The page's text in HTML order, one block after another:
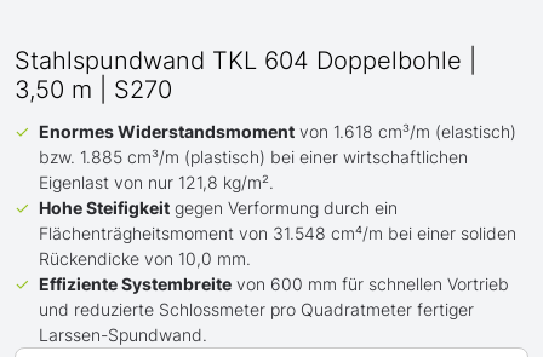
Stahlspundwand TKL 604 Doppelbohle |
3,50 m | S270
Enormes Widerstandsmoment von 1.618 cm³/m (elastisch)
bzw. 1.885 cm³/m (plastisch) bei einer wirtschaftlichen
Eigenlast von nur 121,8 kg/m².
Hohe Steifigkeit gegen Verformung durch ein
Flächenträgheitsmoment von 31.548 cm⁴/m bei einer soliden
Rückendicke von 10,0 mm.
Effiziente Systembreite von 600 mm für schnellen Vortrieb
und reduzierte Schlossmeter pro Quadratmeter fertiger
Larssen-Spundwand.